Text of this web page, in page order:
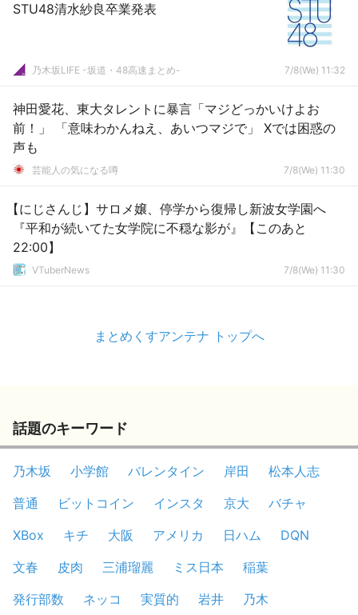
STU48清水紗良卒業発表
乃木坂LIFE -坂道・48高速まとめ- 7/8(We) 11:32
神田愛花、東大タレントに暴言「マジどっかいけよお
前！」 「意味わかんねえ、あいつマジで」 Xでは困惑の
声も
芸能人の気になる噂 7/8(We) 11:30
【にじさんじ】サロメ嬢、停学から復帰し新波女学園へ
『平和が続いてた女学院に不穏な影が』【このあと
22:00】
VTuberNews 7/8(We) 11:30
まとめくすアンテナ トップへ
話題のキーワード
乃木坂 小学館 バレンタイン 岸田
松本人志
普通
ビットコイン インスタ 京大
バチャ
XBox
キチ 大阪 アメリカ 日ハム
DQN
文春
皮肉 三浦瑠麗 ミス日本
稲葉
発行部数
ネッコ 実質的 岩井
乃木